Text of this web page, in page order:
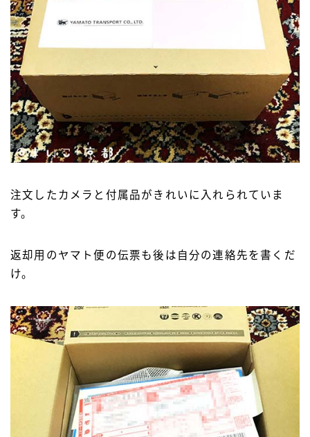
注文したカメラと付属品がきれいに入れられていま
す。
返却用のヤマト便の伝票も後は自分の連絡先を書くだ
け。